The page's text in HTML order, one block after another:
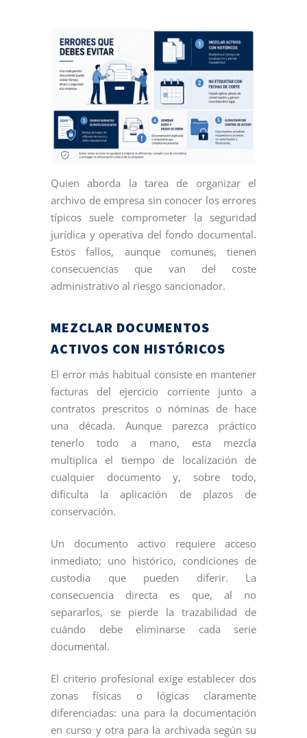
Quien aborda la tarea de organizar el
archivo de empresa sin conocer los errores
típicos suele comprometer la seguridad
jurídica y operativa del fondo documental.
Estos fallos, aunque comunes, tienen
consecuencias que van del coste
administrativo al riesgo sancionador.
MEZCLAR DOCUMENTOS
ACTIVOS CON HISTÓRICOS
El error más habitual consiste en mantener
facturas del ejercicio corriente junto a
contratos prescritos o nóminas de hace
una década. Aunque parezca práctico
tenerlo todo a mano, esta mezcla
multiplica el tiempo de localización de
cualquier documento y, sobre todo,
dificulta la aplicación de plazos de
conservación.
Un documento activo requiere acceso
inmediato; uno histórico, condiciones de
custodia que pueden diferir. La
consecuencia directa es que, al no
separarlos, se pierde la trazabilidad de
cuándo debe eliminarse cada serie
documental.
El criterio profesional exige establecer dos
zonas físicas o lógicas claramente
diferenciadas: una para la documentación
en curso y otra para la archivada según su